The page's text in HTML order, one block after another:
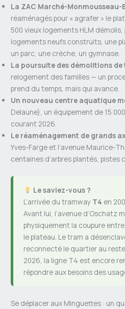
La ZAC Marché-Monmousseau-
réaménagés pour « agrafer » le
500 vieux logements HLM démolis,
logements neufs construits, une
un parc, une crèche, un gymnase.
La poursuite des démolitions de
relogement des familles — un
prend du temps, mais qui avance.
Un nouveau centre aquatique
Delaune), un équipement de 15
courant 2026.
Le réaménagement de grands
Yves-Farge et l’avenue Maurice-
centaines d’arbres plantés, pistes
Le saviez-vous ?
L’arrivée du tramway T4 en
Avant lui, l’avenue d’Oschatz
physiquement la coupure
le plateau. Le tram a
reconnecté le quartier au
2026, la ligne T4 est encore
répondre aux besoins des
Se déplacer aux Minguettes : un